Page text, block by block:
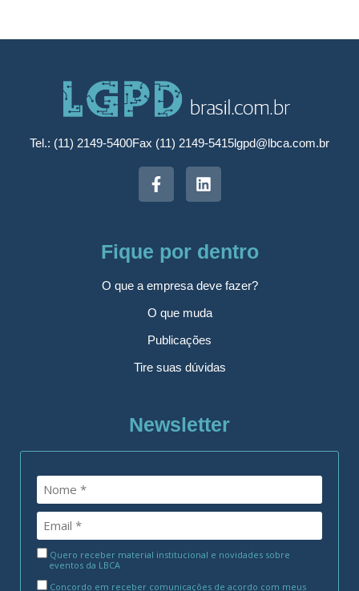
Tel.: (11) 2149-5400Fax (11) 2149-5415lgpd@lbca.com.br
Fique por dentro
O que a empresa deve fazer?
O que muda
Publicações
Tire suas dúvidas
Newsletter
Quero receber material institucional e novidades sobre
eventos da LBCA
Concordo em receber comunicações de acordo com meus